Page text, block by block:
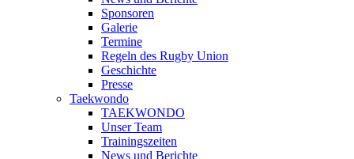
Sponsoren
Galerie
Termine
Regeln des Rugby Union
Geschichte
Presse
Taekwondo
TAEKWONDO
Unser Team
Trainingszeiten
News und Berichte